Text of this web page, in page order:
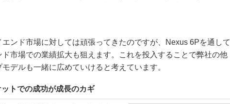
ンド市場に対しては頑張ってきたのですが、Nexus 6Pを通して
ド市場での業績拡大も狙えます。これを投入することで弊社の他
デルも一緒に広めていけると考えています。
トでの成功が成長のカギ